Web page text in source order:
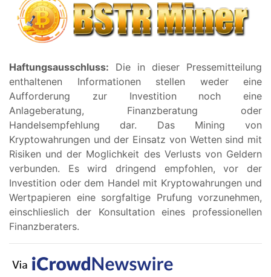
Haftungsausschluss: Die in dieser Pressemitteilung
enthaltenen Informationen stellen weder eine
Aufforderung zur Investition noch eine
Anlageberatung, Finanzberatung oder
Handelsempfehlung dar. Das Mining von
Kryptowahrungen und der Einsatz von Wetten sind mit
Risiken und der Moglichkeit des Verlusts von Geldern
verbunden. Es wird dringend empfohlen, vor der
Investition oder dem Handel mit Kryptowahrungen und
Wertpapieren eine sorgfaltige Prufung vorzunehmen,
einschlieslich der Konsultation eines professionellen
Finanzberaters.